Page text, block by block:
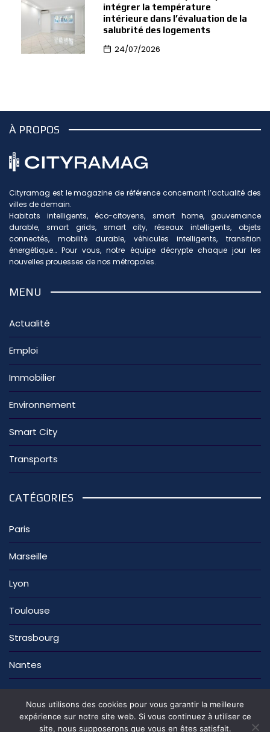
intégrer la température
intérieure dans l’évaluation de la
salubrité des logements
24/07/2026
À PROPOS
Cityramag est le magazine de référence concernant l’actualité des
villes de demain.
Habitats intelligents, éco-citoyens, smart home, gouvernance
durable, smart grids, smart city, réseaux intelligents, objets
connectés, mobilité durable, véhicules intelligents, transition
énergétique… Pour vous, notre équipe décrypte chaque jour les
nouvelles prouesses de nos métropoles.
MENU
Actualité
Emploi
Immobilier
Environnement
Smart City
Transports
CATÉGORIES
Paris
Marseille
Lyon
Toulouse
Strasbourg
Nantes
Nous utilisons des cookies pour vous garantir la meilleure
expérience sur notre site web. Si vous continuez à utiliser ce
site, nous supposerons que vous en êtes satisfait.